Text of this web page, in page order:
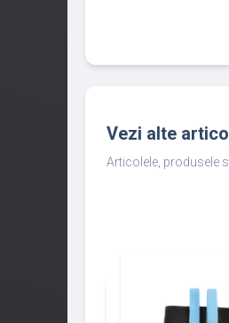
Vezi alte
Articolele, produsele